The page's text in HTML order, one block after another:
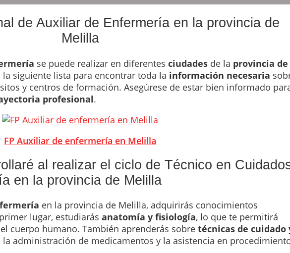
de Auxiliar de Enfermería en la provincia de
Melilla
se puede realizar en diferentes ciudades de la provincia de
la siguiente lista para encontrar toda la información necesaria
y centros de formación. Asegúrese de estar bien informado
profesional.
FP Auxiliar de enfermería en Melilla
al realizar el ciclo de Técnico en
en la provincia de Melilla
en la provincia de Melilla, adquirirás conocimientos
lugar, estudiarás anatomía y fisiología, lo que te permitirá
cuerpo humano. También aprenderás sobre técnicas de cuidado
administración de medicamentos y la asistencia en